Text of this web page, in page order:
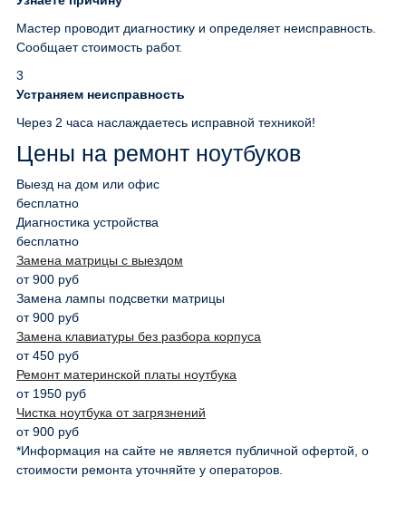
Мастер проводит диагностику и определяет неисправность.
Сообщает стоимость работ.
3
Устраняем неисправность
Через 2 часа наслаждаетесь исправной техникой!
Цены на ремонт ноутбуков
Выезд на дом или офис
бесплатно
Диагностика устройства
бесплатно
Замена матрицы с выездом
от 900 руб
Замена лампы подсветки матрицы
от 900 руб
Замена клавиатуры без разбора корпуса
от 450 руб
Ремонт материнской платы ноутбука
от 1950 руб
Чистка ноутбука от загрязнений
от 900 руб
*Информация на сайте не является публичной офертой, о
стоимости ремонта уточняйте у операторов.